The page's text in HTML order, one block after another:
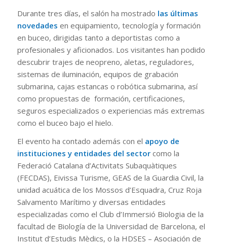
Durante tres días, el salón ha mostrado las últimas
novedades en equipamiento, tecnología y formación
en buceo, dirigidas tanto a deportistas como a
profesionales y aficionados. Los visitantes han podido
descubrir trajes de neopreno, aletas, reguladores,
sistemas de iluminación, equipos de grabación
submarina, cajas estancas o robótica submarina, así
como propuestas de formación, certificaciones,
seguros especializados o experiencias más extremas
como el buceo bajo el hielo.
El evento ha contado además con el apoyo de
instituciones y entidades del sectorcomo la
Federació Catalana d’Activitats Subaquàtiques
(FECDAS), Eivissa Turisme, GEAS de la Guardia Civil, la
unidad acuática de los Mossos d’Esquadra, Cruz Roja
Salvamento Marítimo y diversas entidades
especializadas como el Club d’Immersió Biologia de la
facultad de Biología de la Universidad de Barcelona, el
Institut d’Estudis Mèdics, o la HDSES – Asociación de